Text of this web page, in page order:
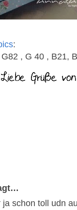
:
, G 40 , B21,
schon toll udn